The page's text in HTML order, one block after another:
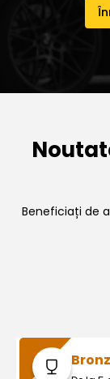
Beneficiați de
Bronz